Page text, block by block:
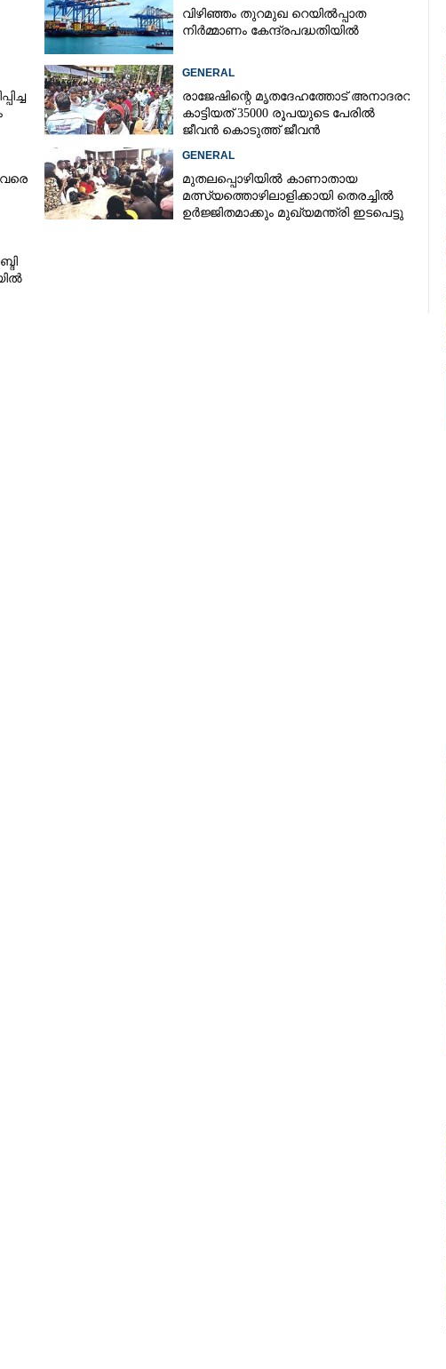
വിഴിഞ്ഞം തുറമുഖ റെയിൽപ്പാത
നിർമ്മാണം കേന്ദ്രപദ്ധതിയിൽ
GENERAL
രാജേഷിന്റെ മൃതദേഹത്തോട് അനാദരവ്
കാട്ടിയത് 35000 രൂപയുടെ പേരിൽ
ജീവൻ കൊടുത്ത് ജീവൻ
GENERAL
മുതലപ്പൊഴിയിൽ കാണാതായ
മത്സ്യത്തൊഴിലാളിക്കായി തെരച്ചിൽ
ഉർജ്ജിതമാക്കും മുഖ്യമന്ത്രി ഇടപെട്ടു
കാലാവധി
Share this link